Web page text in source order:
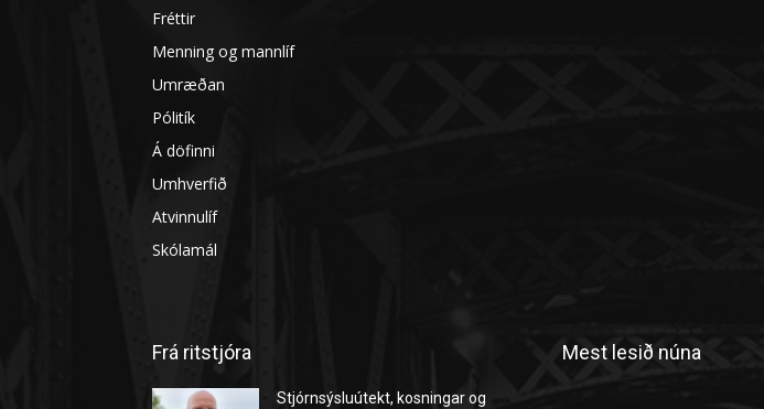
Fréttir
Menning og mannlíf
Umræðan
Pólitík
Á döfinni
Umhverfið
Atvinnulíf
Skólamál
Frá ritstjóra
Stjórnsýsluútekt, kosningar og
Mest lesið núna